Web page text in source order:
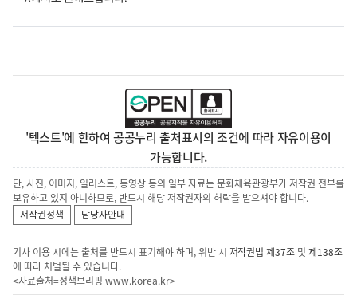
'텍스트'에 한하여 공공누리 출처표시의 조건에 따라 자유이용이
가능합니다.
단, 사진, 이미지, 일러스트, 동영상 등의 일부 자료는 문화체육관광부가 저작권 전부를
보유하고 있지 아니하므로, 반드시 해당 저작권자의 허락을 받으셔야 합니다.
저작권정책
담당자안내
기사 이용 시에는 출처를 반드시 표기해야 하며, 위반 시 저작권법 제37조 및제138조
에 따라 처벌될 수 있습니다.
<자료출처=정책브리핑 www.korea.kr>